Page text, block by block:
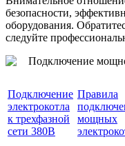
безопасности,
оборудования.
следуйте
Подключение
электрокотла
к трехфазной
сети 380В
Правила
мощных